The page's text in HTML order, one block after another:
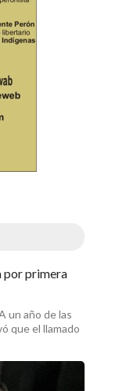
por primera
un año de las
que el llamado